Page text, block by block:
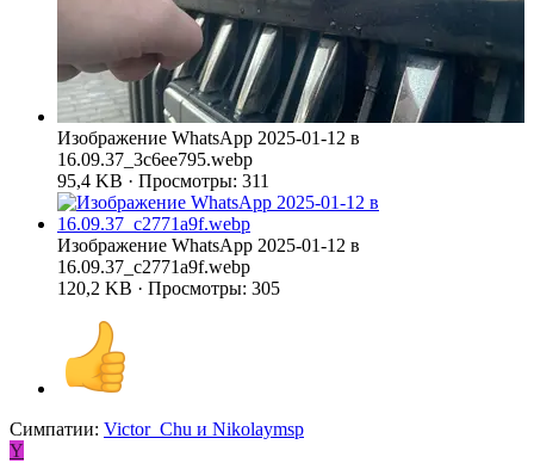
Изображение WhatsApp 2025-01-12 в
16.09.37_3c6ee795.webp
95,4 KB · Просмотры: 311
Изображение WhatsApp 2025-01-12 в
16.09.37_c2771a9f.webp
120,2 KB · Просмотры: 305
Симпатии: Victor_Chu и Nikolaymsp
Y